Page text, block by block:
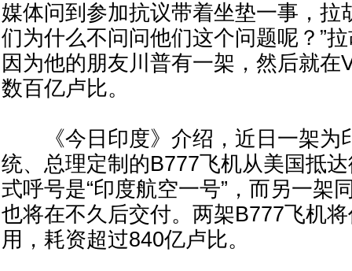
媒体问到参加抗议带着坐垫一事，拉
们为什么不问问他们这个问题呢？”
因为他的朋友川普有一架，然后就在
数百亿卢比。
《今日印度》介绍，近日一架为
统、总理定制的B777飞机从美国抵
式呼号是“印度航空一号”，而另一架
也将在不久后交付。两架B777飞机
用，耗资超过840亿卢比。